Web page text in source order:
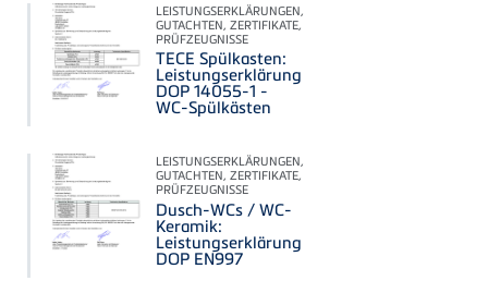
LEISTUNGSERKLÄRUNGEN,
GUTACHTEN, ZERTIFIKATE,
PRÜFZEUGNISSE
TECE Spülkasten:
Leistungserklärung
DOP 14055-1 -
WC-Spülkästen
LEISTUNGSERKLÄRUNGEN,
GUTACHTEN, ZERTIFIKATE,
PRÜFZEUGNISSE
Dusch-WCs / WC-
Keramik:
Leistungserklärung
DOP EN997